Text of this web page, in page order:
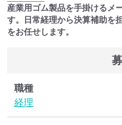
産業用ゴム製品を手掛けるメ
す。日常経理から決算補助を
をお任せします。
職種
経理